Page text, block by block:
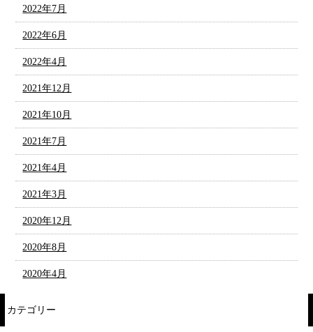
2022年7月
2022年6月
2022年4月
2021年12月
2021年10月
2021年7月
2021年4月
2021年3月
2020年12月
2020年8月
2020年4月
カテゴリー